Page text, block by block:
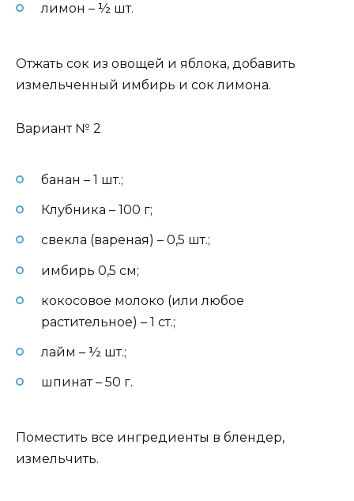
лимон – ½ шт.
Отжать сок из овощей и яблока, добавить
измельченный имбирь и сок лимона.
Вариант № 2
банан – 1 шт.;
Клубника – 100 г;
свекла (вареная) – 0,5 шт.;
имбирь 0,5 см;
кокосовое молоко (или любое
растительное) – 1 ст.;
лайм – ½ шт.;
шпинат – 50 г.
Поместить все ингредиенты в блендер,
измельчить.